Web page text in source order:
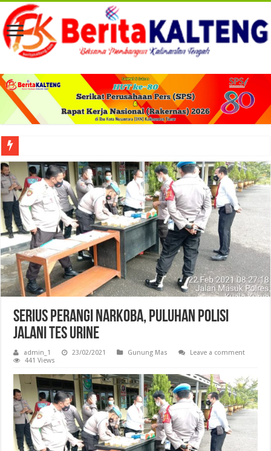
Viral! Selama Dua Bulan Lebih Siltap Serta Tunjangan Pemdes dan BPD di
Serius Perangi Narkoba, Puluhan Polisi
Jalani Tes Urine
admin_1 23/02/2021 Gunung Mas
Leave a comment
441 Views